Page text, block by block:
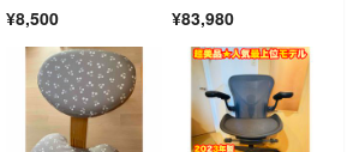
¥8,500 ¥83,980